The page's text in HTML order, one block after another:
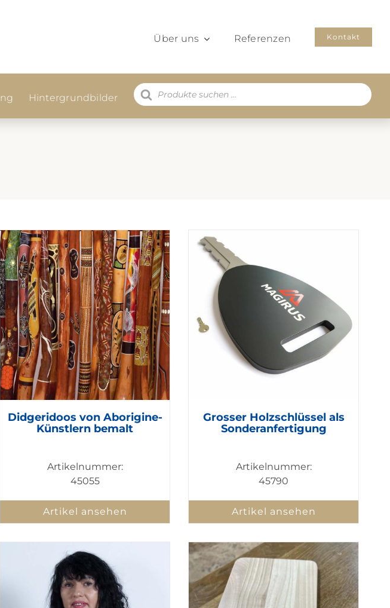
Über uns Referenzen Kontakt
Hintergrundbilder
Products
search
Didgeridoos von Aborigine-
Künstlern bemalt
Artikelnummer:
45055
Artikel ansehen
Grosser Holzschlüssel als
Sonderanfertigung
Artikelnummer:
45790
Artikel ansehen